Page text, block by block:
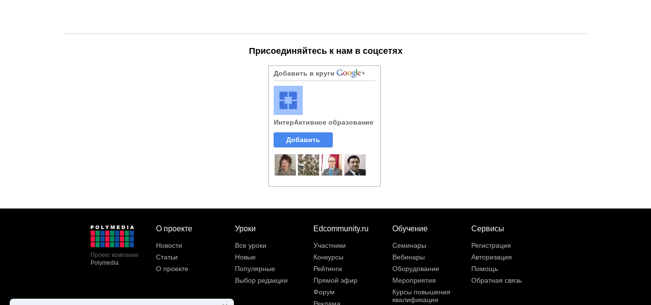
Присоединяйтесь к нам в соцсетях
Добавить в круги
ИнтерАктивное образование
Добавить
Проект компании
Polymedia
О проекте
Новости
Статьи
О проекте
Уроки
Все уроки
Новые
Популярные
Выбор редакции
Edcommunity.ru
Участники
Конкурсы
Рейтинги
Прямой эфир
Форум
Реклама
Обучение
Семинары
Вебинары
Оборудование
Мероприятия
Курсы повышения
квалификации
Сервисы
Регистрация
Авторизация
Помощь
Обратная связь